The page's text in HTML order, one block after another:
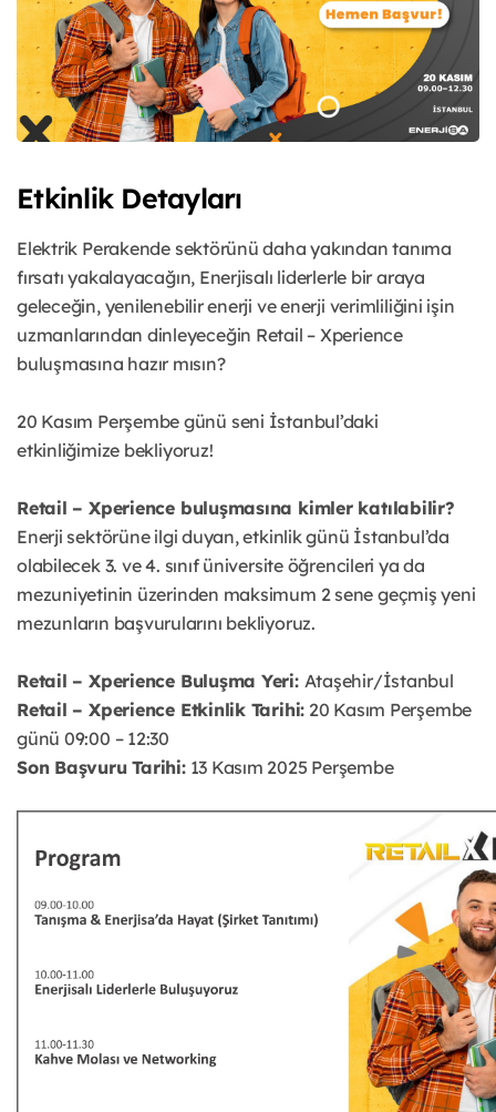
Etkinlik Detayları
Elektrik Perakende sektörünü daha yakından tanıma
fırsatı yakalayacağın, Enerjisalı liderlerle bir araya
geleceğin, yenilenebilir enerji ve enerji verimliliğini işin
uzmanlarından dinleyeceğin Retail – Xperience
buluşmasına hazır mısın?
20 Kasım Perşembe günü seni İstanbul’daki
etkinliğimize bekliyoruz!
Retail – Xperience buluşmasına kimler katılabilir?
Enerji sektörüne ilgi duyan, etkinlik günü İstanbul’da
olabilecek 3. ve 4. sınıf üniversite öğrencileri ya da
mezuniyetinin üzerinden maksimum 2 sene geçmiş yeni
mezunların başvurularını bekliyoruz.
Retail – Xperience Buluşma Yeri: Ataşehir/İstanbul
Retail – Xperience Etkinlik Tarihi: 20 Kasım Perşembe
günü 09:00 – 12:30
Son Başvuru Tarihi:13 Kasım 2025 Perşembe